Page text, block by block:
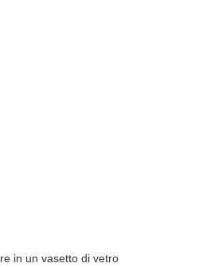
in un vasetto di vetro